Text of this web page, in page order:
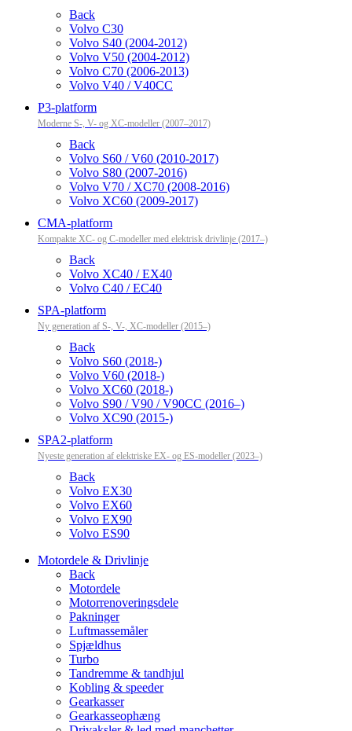
Back
Volvo C30
Volvo S40 (2004-2012)
Volvo V50 (2004-2012)
Volvo C70 (2006-2013)
Volvo V40 / V40CC
P3-platform
Moderne S-, V- og XC-modeller (2007–2017)
Back
Volvo S60 / V60 (2010-2017)
Volvo S80 (2007-2016)
Volvo V70 / XC70 (2008-2016)
Volvo XC60 (2009-2017)
CMA-platform
Kompakte XC- og C-modeller med elektrisk drivlinje (2017–)
Back
Volvo XC40 / EX40
Volvo C40 / EC40
SPA-platform
Ny generation af S-, V-, XC-modeller (2015–)
Back
Volvo S60 (2018-)
Volvo V60 (2018-)
Volvo XC60 (2018-)
Volvo S90 / V90 / V90CC (2016–)
Volvo XC90 (2015-)
SPA2-platform
Nyeste generation af elektriske EX- og ES-modeller (2023–)
Back
Volvo EX30
Volvo EX60
Volvo EX90
Volvo ES90
Motordele & Drivlinje
Back
Motordele
Motorrenoveringsdele
Pakninger
Luftmassemåler
Spjældhus
Turbo
Tandremme & tandhjul
Kobling & speeder
Gearkasser
Gearkasseophæng